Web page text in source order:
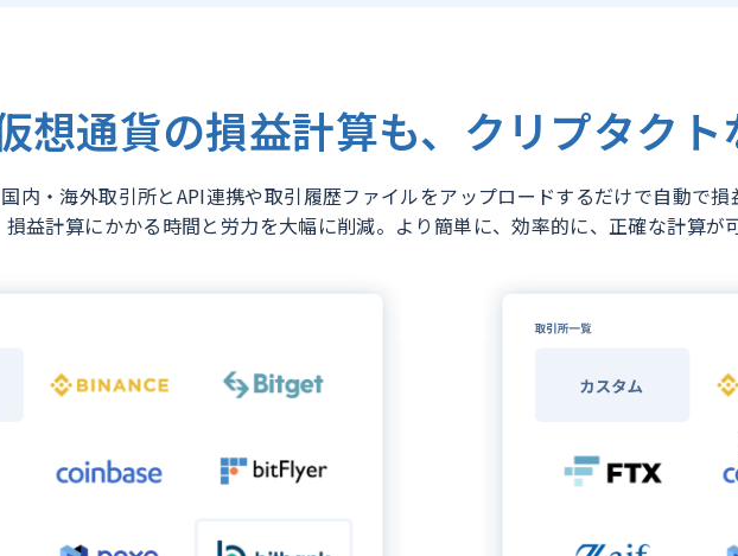
想通貨の損益計算も、クリプタク
国内・海外取引所とAPI連携や取引履歴ファイルをアップロードするだけで自動で損
損益計算にかかる時間と労力を大幅に削減。より簡単に、効率的に、正確な計算が